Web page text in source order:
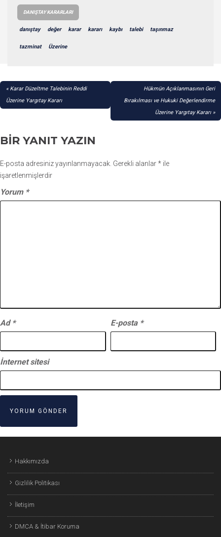
DANIŞTAY KARARLARI
danıştay değer karar kararı kaybı talebi taşınmaz
tazminat Üzerine
YAZI
GEZINMESI
Karar Düzeltme Talebinin Reddi
Üzerine Yargıtay Kararı
Hükmün Açıklanmasının Geri
Bırakılması ve Hukuki Değerlendirme
Üzerine Yargıtay Kararı
BIR YANIT YAZIN
E-posta adresiniz yayınlanmayacak. Gerekli alanlar* ile
işaretlenmişlerdir
Yorum *
Ad * E-posta *
İnternet sitesi
Hakkımızda
Gizlilik Politikası
İletişim
DMCA & İtibar Koruma